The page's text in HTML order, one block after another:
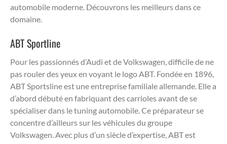
automobile moderne. Découvrons les meilleurs dans ce
domaine.
ABT Sportline
Pour les passionnés d’Audi et de Volkswagen, difficile de ne
pas rouler des yeux en voyant le logo ABT. Fondée en 1896,
ABT Sportsline est une entreprise familiale allemande. Elle a
d’abord débuté en fabriquant des carrioles avant de se
spécialiser dans le tuning automobile. Ce préparateur se
concentre d’ailleurs sur les véhicules du groupe
Volkswagen. Avec plus d’un siècle d’expertise, ABT est